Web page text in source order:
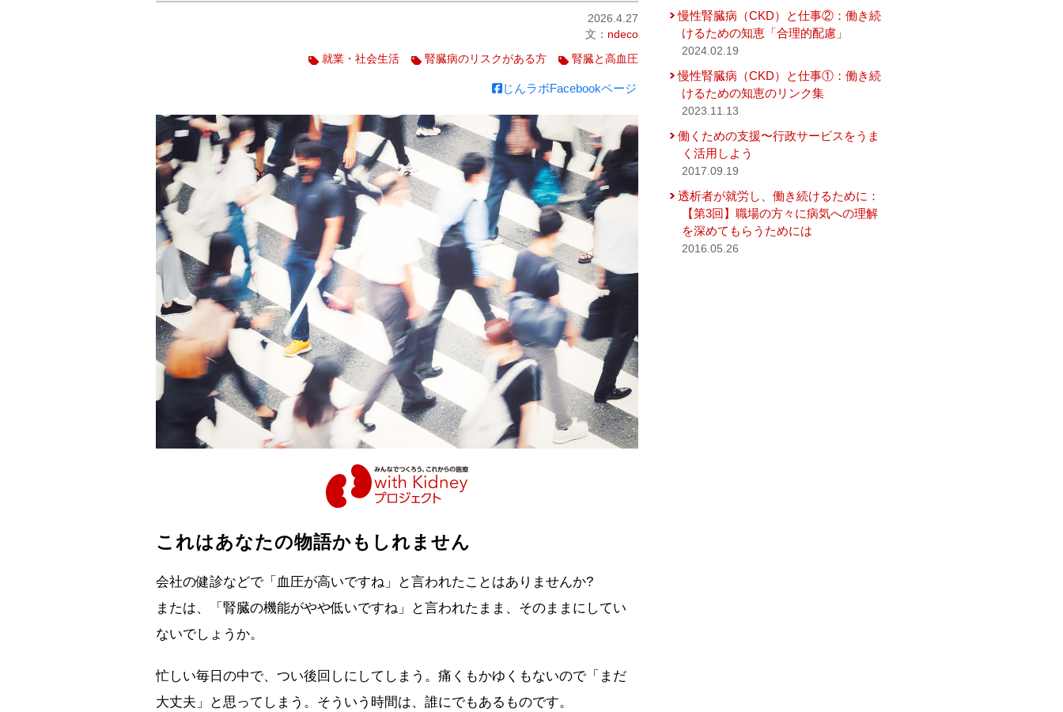
2026.4.27
文： ndeco
就業・社会生活 腎臓病のリスクがある方 腎臓と高血圧
じんラボFacebookページ
これはあなたの物語かもしれません
会社の健診などで「血圧が高いですね」と言われたことはありませんか?
または、「腎臓の機能がやや低いですね」と言われたまま、そのままにしてい
ないでしょうか。
忙しい毎日の中で、つい後回しにしてしまう。痛くもかゆくもないので「まだ
大丈夫」と思ってしまう。そういう時間は、誰にでもあるものです。
慢性腎臓病（CKD）と仕事②：働き続
けるための知恵「合理的配慮」
2024.02.19
慢性腎臓病（CKD）と仕事①：働き続
けるための知恵のリンク集
2023.11.13
働くための支援〜行政サービスをうま
く活用しよう
2017.09.19
透析者が就労し、働き続けるために：
【第3回】職場の方々に病気への理解
を深めてもらうためには
2016.05.26